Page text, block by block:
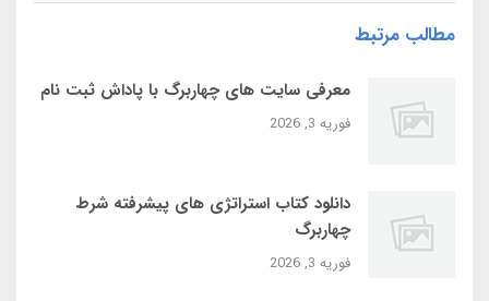
مطالب مرتبط
معرفی سایت‌ های چهاربرگ با پاداش ثبت‌ نام
فوریه 3, 2026
دانلود کتاب استراتژی‌ های پیشرفته شرط
چهاربرگ
فوریه 3, 2026